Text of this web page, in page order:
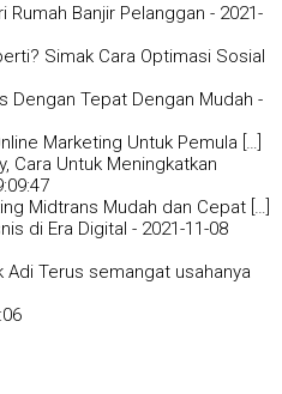
Rumah Banjir Pelanggan - 2021-
Simak Cara Optimasi Sosial
Dengan Tepat Dengan Mudah -
Marketing Untuk Pemula […]
Cara Untuk Meningkatkan
Midtrans Mudah dan Cepat […]
di Era Digital - 2021-11-08
Adi Terus semangat usahanya